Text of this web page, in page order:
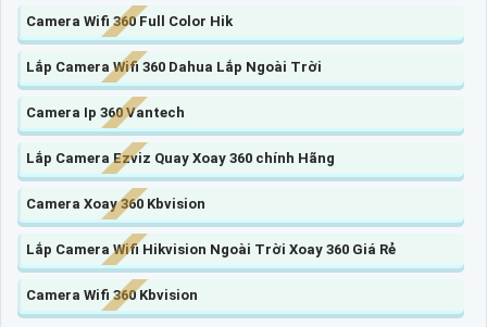
Camera Wifi 360 Full Color Hik
Lắp Camera Wifi 360 Dahua Lắp Ngoài Trời
Camera Ip 360 Vantech
Lắp Camera Ezviz Quay Xoay 360 chính Hãng
Camera Xoay 360 Kbvision
Lắp Camera Wifi Hikvision Ngoài Trời Xoay 360 Giá Rẻ
Camera Wifi 360 Kbvision